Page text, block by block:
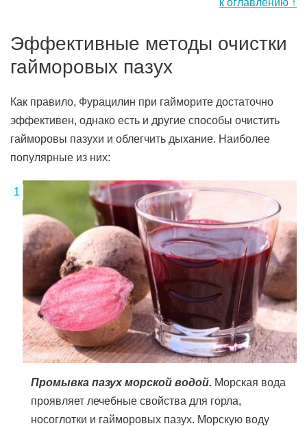
к оглавлению ↑
Эффективные методы очистки
гайморовых пазух
Как правило, Фурацилин при гайморите достаточно
эффективен, однако есть и другие способы очистить
гайморовы пазухи и облегчить дыхание. Наиболее
популярные из них:
Промывка пазух морской водой. Морская вода
проявляет лечебные свойства для горла,
носоглотки и гайморовых пазух. Морскую воду